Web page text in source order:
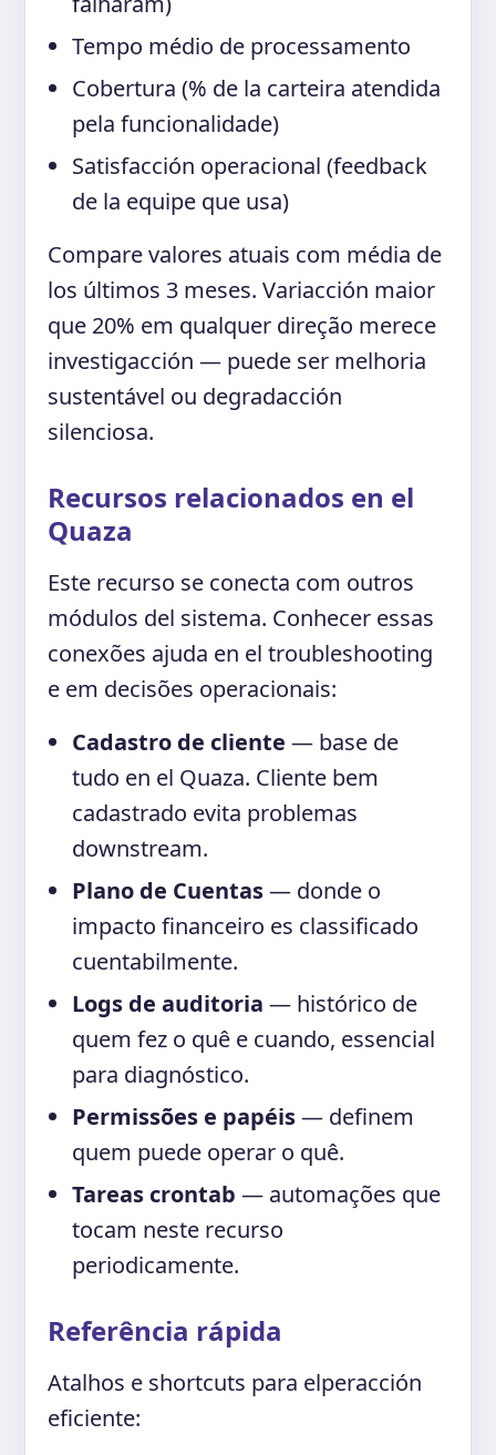
Tempo médio de processamento
Cobertura (% de la carteira atendida
pela funcionalidade)
Satisfacción operacional (feedback
de la equipe que usa)
Compare valores atuais com média de
los últimos 3 meses. Variacción maior
que 20% em qualquer direção merece
investigacción — puede ser melhoria
sustentável ou degradacción
silenciosa.
Recursos relacionados en el
Quaza
Este recurso se conecta com outros
módulos del sistema. Conhecer essas
conexões ajuda en el troubleshooting
e em decisões operacionais:
Cadastro de cliente — base de
tudo en el Quaza. Cliente bem
cadastrado evita problemas
downstream.
Plano de Cuentas— donde o
impacto financeiro es classificado
cuentabilmente.
Logs de auditoria — histórico de
quem fez o quê e cuando, essencial
para diagnóstico.
Permissões e papéis— definem
quem puede operar o quê.
Tareas crontab — automações que
tocam neste recurso
periodicamente.
Referência rápida
Atalhos e shortcuts para elperacción
eficiente: